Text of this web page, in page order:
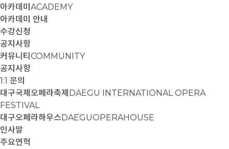
아카데미 ACADEMY
아카데미 안내
수강신청
공지사항
커뮤니티 COMMUNITY
공지사항
1:1 문의
대구국제오페라축제 DAEGU INTERNATIONAL OPERA
FESTIVAL
대구오페라하우스DAEGUOPERAHOUSE
인사말
주요연혁